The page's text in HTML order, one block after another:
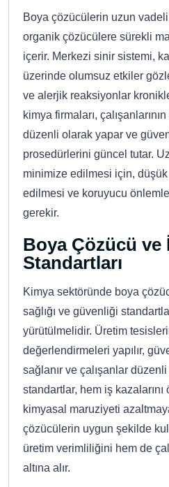
Boya çözücülerin uzun
organik çözücülere sürekli
içerir. Merkezi sinir sistemi,
üzerinde olumsuz etkiler
ve alerjik reaksiyonlar
kimya firmaları,
düzenli olarak yapar ve
prosedürlerini güncel tutar.
minimize edilmesi için,
edilmesi ve koruyucu
gerekir.
Boya Çözücü ve
Standartları
Kimya sektöründe boya
sağlığı ve güvenliği
yürütülmelidir. Üretim
değerlendirmeleri yapılır,
sağlanır ve çalışanlar
standartlar, hem iş
kimyasal maruziyeti
çözücülerin uygun şekilde
üretim verimliliğini hem de
altına alır.